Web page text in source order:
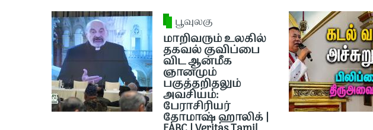
பூவுலகு
மாறிவரும் உலகில்
தகவல் குவிப்பை
விட ஆன்மீக
ஞானமும்
பகுத்தறிதலும்
அவசியம்:
பேராசிரியர்
தோமாஷ் ஹாலிக் |